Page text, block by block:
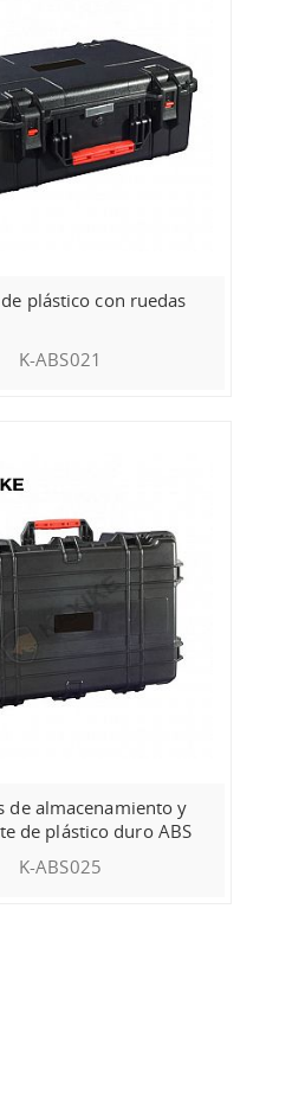
plástico con ruedas
K-ABS021
de almacenamiento y
de plástico duro ABS
K-ABS025